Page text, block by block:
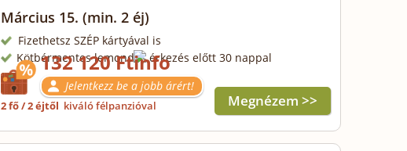
Március 15. (min. 2 éj)
Fizethetsz SZÉP kártyával is
Kötbérmentes lemondás érkezés előtt 30 nappal
132 120 Ft
Jelentkezz be a jobb árért!
2 fő / 2 éjtől kiváló félpanzióval Megnézem >>